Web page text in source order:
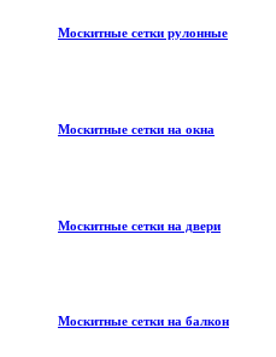
Москитные сетки рулонные
Москитные сетки на окна
Москитные сетки на двери
Москитные сетки на балкон